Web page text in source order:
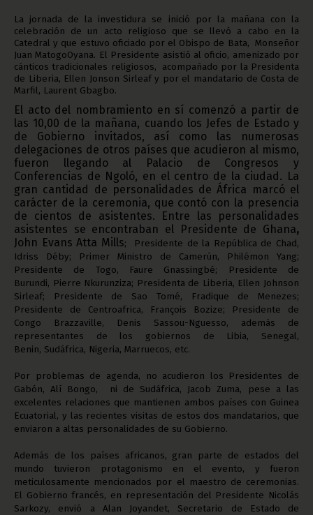
La jornada de la investidura se inició por la mañana con la
celebración de un acto religioso que se llevó a cabo en la
Catedral y que estuvo oficiado por el Obispo de Bata, Monseñor
Juan MatogoOyana. El Presidente asistió al oficio, amenizado por
cánticos tradicionales religiosos, acompañado por la Presidenta
de Liberia, Ellen Jonson Sirleaf y por el mandatario de Costa de
Marfil, Laurent Gbagbo.
El acto del nombramiento en sí comenzó a partir de
las 10,00 de la mañana, cuando los Jefes de Estado y
de Gobierno invitados, así como las numerosas
delegaciones de otros países que acudieron al mismo,
fueron llegando al Palacio de Congresos y
Conferencias de Ngoló, en el centro de la ciudad. La
gran cantidad de personalidades de África marcó el
carácter de la ceremonia, que contó con la presencia
de cientos de asistentes. Entre las personalidades
asistentes se encontraban el Presidente de Ghana,
John Evans Atta Mills;
Presidente de la República de Chad,
Idriss Déby; Primer Ministro de Camerún, Philémon Yang;
Presidente de Togo, Faure Gnassingbé; Presidente de
Burundi, Pierre Nkurunziza; Presidenta de Liberia, Ellen Johnson
Sirleaf; Presidente de Sao Tomé, Fradique de Menezes;
Presidente de Centroafrica, François Bozize; Presidente de
Congo Brazzaville, Denis Sassou-Nguesso, además de
representantes de los gobiernos de Libia, Senegal,
Benin, Sudáfrica, Nigeria, Marruecos, etc.
Por problemas de agenda, no acudieron los Presidentes de
Gabón, Alí Bongo, ni de Sudáfrica, Jacob Zuma, pese a las
excelentes relaciones que mantienen ambos países con Guinea
Ecuatorial, y las recientes visitas de estos dos mandatarios, que
enviaron a altas personalidades de su Gobierno.
Además de los países africanos, gran parte de estados del
mundo tuvieron protagonismo en el evento, y fueron
meticulosamente mencionados por el maestro de ceremonias.
El Gobierno francés, en representación del Presidente Nicolás
Sarkozy, envió a Alan Joyandet, Secretario de Estado de